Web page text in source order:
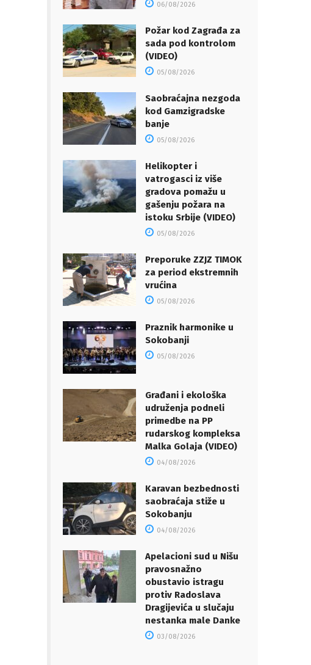
06/08/2026
Požar kod Zagrađa za
sada pod kontrolom
(VIDEO)
05/08/2026
Saobraćajna nezgoda
kod Gamzigradske
banje
05/08/2026
Helikopter i
vatrogasci iz više
gradova pomažu u
gašenju požara na
istoku Srbije (VIDEO)
05/08/2026
Preporuke ZZJZ TIMOK
za period ekstremnih
vrućina
05/08/2026
Praznik harmonike u
Sokobanji
05/08/2026
Građani i ekološka
udruženja podneli
primedbe na PP
rudarskog kompleksa
Malka Golaja (VIDEO)
04/08/2026
Karavan bezbednosti
saobraćaja stiže u
Sokobanju
04/08/2026
Apelacioni sud u Nišu
pravosnažno
obustavio istragu
protiv Radoslava
Dragijevića u slučaju
nestanka male Danke
03/08/2026